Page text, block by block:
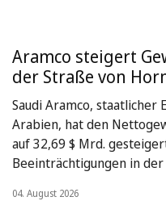
Aramco steigert
der Straße von
Saudi Aramco, staatlicher
Arabien, hat den
auf 32,69 $ Mrd.
Beeinträchtigungen in
04. August 2026